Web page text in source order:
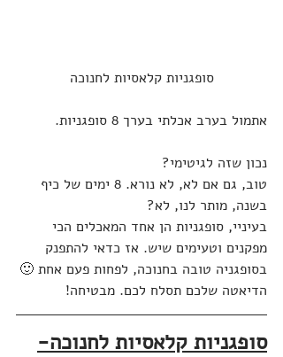
סופגניות קלאסיות לחנוכה
אתמול בערב אכלתי בערך 8 סופגניות.
נכון שזה לגיטימי?
טוב, גם אם לא, לא נורא. 8 ימים של כיף
בשנה, מותר לנו, לא?
בעיניי, סופגניות הן אחד המאכלים הכי
מפקנים וטעימים שיש. אז כדאי להתפנק
בסופגניה טובה בחנוכה, לפחות פעם אחת 🙂
הדיאטה שלכם תסלח לכם. מבטיחה!
סופגניות קלאסיות לחנוכה-